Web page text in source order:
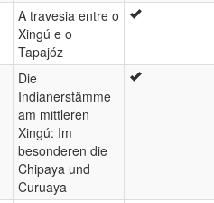
A travesia entre o
Xingú e o
Tapajóz
Die
Indianerstämme
am mittleren
Xingú: Im
besonderen die
Chipaya und
Curuaya